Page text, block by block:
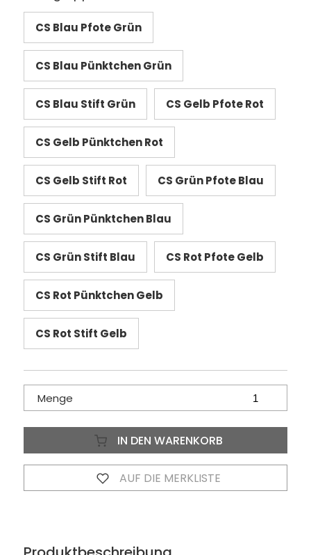
CS Blau Pfote Grün
CS Blau Pünktchen Grün
CS Blau Stift Grün CS Gelb Pfote Rot
CS Gelb Pünktchen Rot
CS Gelb Stift Rot CS Grün Pfote Blau
CS Grün Pünktchen Blau
CS Grün Stift Blau CS Rot Pfote Gelb
CS Rot Pünktchen Gelb
CS Rot Stift Gelb
Menge
IN DEN WARENKORB
AUF DIE MERKLISTE